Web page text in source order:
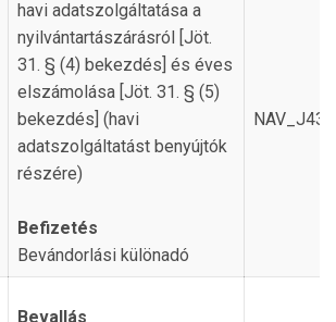
havi adatszolgáltatása a
nyilvántartászárásról [Jöt.
31. § (4) bekezdés] és éves
elszámolása [Jöt. 31. § (5)
bekezdés] (havi
adatszolgáltatást benyújtók
részére)
Befizetés
Bevándorlási különadó
NAV_J43
Bevallás